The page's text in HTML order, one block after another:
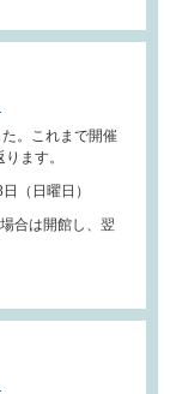
。これまで開催
ます。
（日曜日）
合は開館し、翌